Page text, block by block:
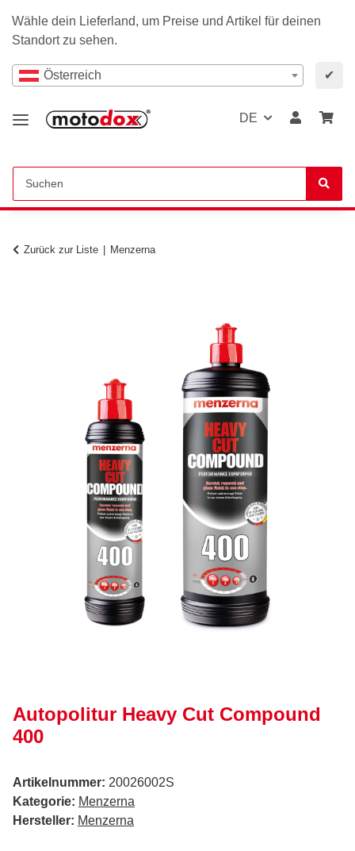
Wähle dein Lieferland, um Preise und Artikel für deinen
Standort zu sehen.
Österreich ✔
DE
Zurück zur Liste Menzerna
Autopolitur Heavy Cut Compound
400
Artikelnummer: 20026002S
Kategorie: Menzerna
Hersteller: Menzerna